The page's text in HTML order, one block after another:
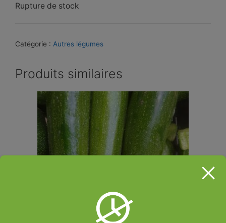
Rupture de stock
Catégorie : Autres légumes
Produits similaires